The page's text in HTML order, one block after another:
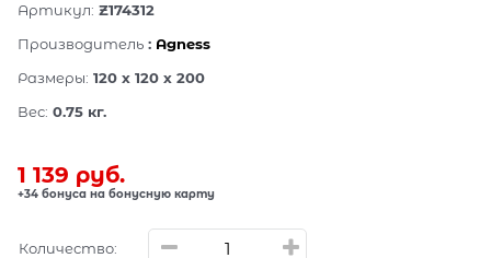
Артикул: Z174312
Производитель : Agness
Размеры: 120 x 120 x 200
Вес: 0.75 кг.
1 139 руб.
+34 бонуса на бонусную карту
Количество: